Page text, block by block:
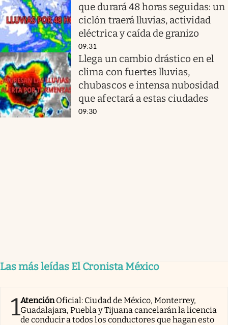
que durará 48 horas seguidas: un
ciclón traerá lluvias, actividad
eléctrica y caída de granizo
09:31
Llega un cambio drástico en el
clima con fuertes lluvias,
chubascos e intensa nubosidad
que afectará a estas ciudades
09:30
Las más leídas El Cronista México
1AtenciónOficial: Ciudad de México, Monterrey,
Guadalajara, Puebla y Tijuana cancelarán la licencia
de conducir a todos los conductores que hagan esto